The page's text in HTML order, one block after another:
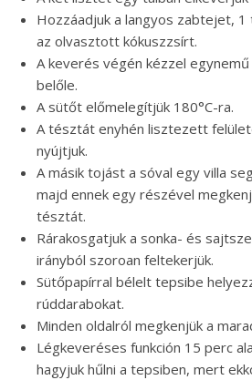
Hozzáadjuk a langyos zabtejet,
az olvasztott kókuszzsírt.
A keverés végén kézzel
belőle.
A sütőt előmelegítjük 180°C-ra.
A tésztát enyhén lisztezett
nyújtjuk.
A másik tojást a sóval egy villa
majd ennek egy részével
tésztát.
Rárakosgatjuk a sonka- és
irányból szoroan feltekerjük.
Sütőpapírral bélelt tepsibe
rúddarabokat.
Minden oldalról megkenjük a
Légkeveréses funkción 15 perc
hagyjuk hűlni a tepsiben, mert